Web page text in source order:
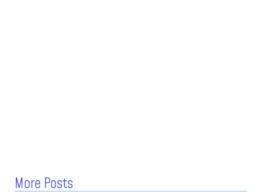
More Posts